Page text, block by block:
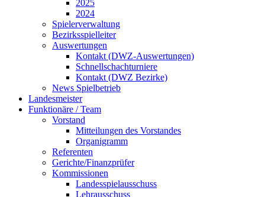
2025
2024
Spielerverwaltung
Bezirksspielleiter
Auswertungen
Kontakt (DWZ-Auswertungen)
Schnellschachturniere
Kontakt (DWZ Bezirke)
News Spielbetrieb
Landesmeister
Funktionäre / Team
Vorstand
Mitteilungen des Vorstandes
Organigramm
Referenten
Gerichte/Finanzprüfer
Kommissionen
Landesspielausschuss
Lehrausschuss